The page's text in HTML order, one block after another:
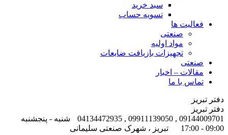
سبد خرید
تسویه حساب
فعالیت ها
صنعتی
مواد اولیه
تجهیزات بازیافت ضایعات
صنعتی
مقالات – اخبار
تماس با ما
دفتر تبریز
دفتر تبریز
09144009701 , 09911139050 , 04134472935
شنبه - پنجشنبه
09:00 - 17:00
تبریز ، شهرک صنعتی سلیمانی